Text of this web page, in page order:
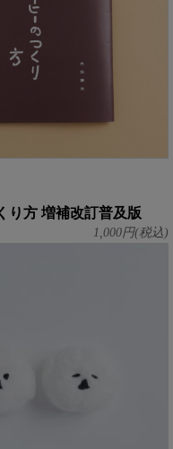
り方 増補改訂普及版
1,000円(税込)